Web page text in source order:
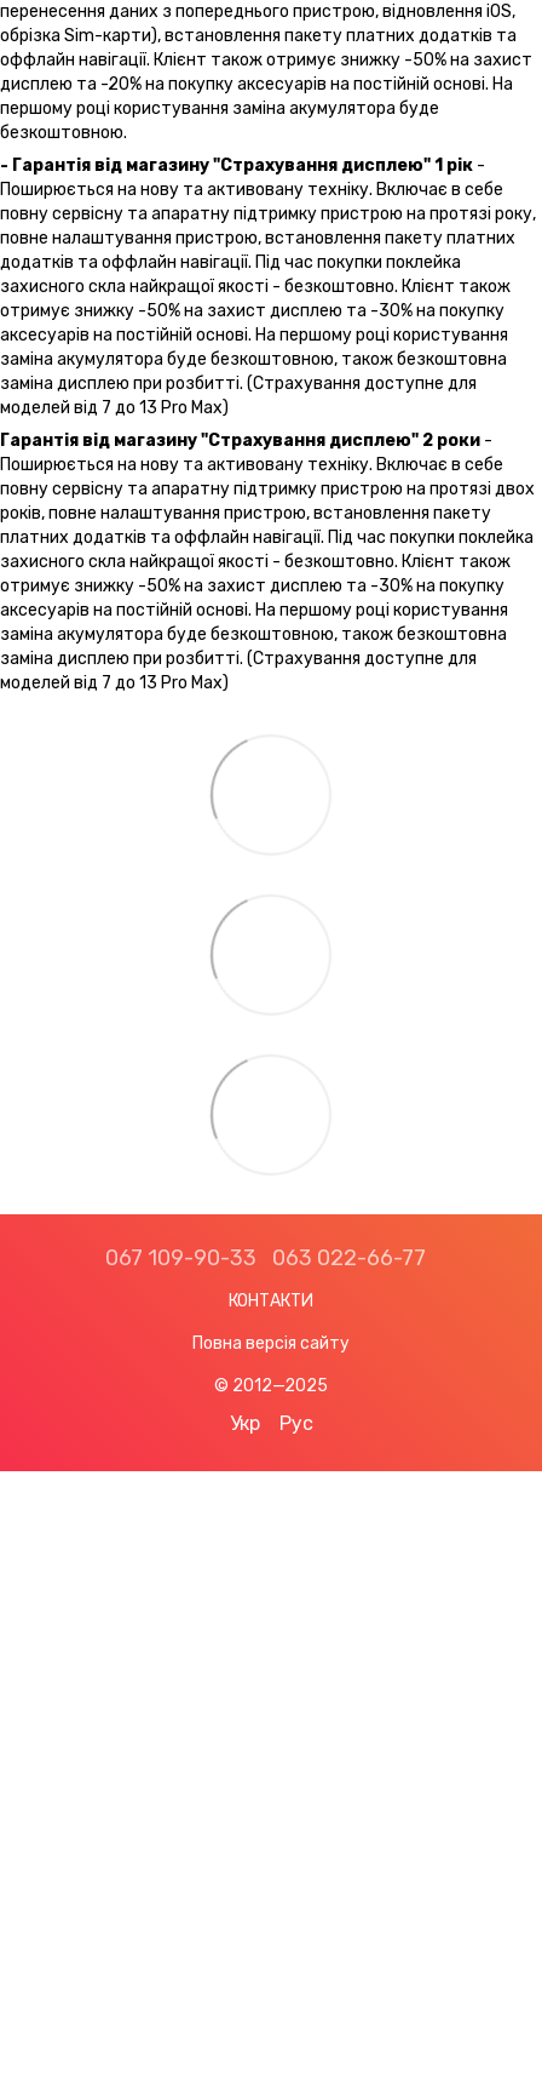
перенесення даних з попереднього пристрою, відновлення іOS,
обрізка Sim-карти), встановлення пакету платних додатків та
оффлайн навігації. Клієнт також отримує знижку -50% на захист
дисплею та -20% на покупку аксесуарів на постійній основі. На
першому році користування заміна акумулятора буде
безкоштовною.
- Гарантія від магазину "Страхування дисплею" 1 рік -
Поширюється на нову та активовану техніку. Включає в себе
повну сервісну та апаратну підтримку пристрою на протязі року,
повне налаштування пристрою, встановлення пакету платних
додатків та оффлайн навігації. Під час покупки поклейка
захисного скла найкращої якості - безкоштовно. Клієнт також
отримує знижку -50% на захист дисплею та -30% на покупку
аксесуарів на постійній основі. На першому році користування
заміна акумулятора буде безкоштовною, також безкоштовна
заміна дисплею при розбитті. (Страхування доступне для
моделей від 7 до 13 Pro Max)
Гарантія від магазину "Страхування дисплею" 2 роки -
Поширюється на нову та активовану техніку. Включає в себе
повну сервісну та апаратну підтримку пристрою на протязі двох
років, повне налаштування пристрою, встановлення пакету
платних додатків та оффлайн навігації. Під час покупки поклейка
захисного скла найкращої якості - безкоштовно. Клієнт також
отримує знижку -50% на захист дисплею та -30% на покупку
аксесуарів на постійній основі. На першому році користування
заміна акумулятора буде безкоштовною, також безкоштовна
заміна дисплею при розбитті. (Страхування доступне для
моделей від 7 до 13 Pro Max)
067 109-90-33 063 022-66-77
КОНТАКТИ
Повна версія сайту
© 2012—2025
Укр Рус